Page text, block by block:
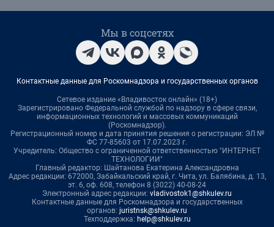
Мы в соцсетях
Контактные данные для Роскомнадзора и государственных органов
Сетевое издание «Владивосток онлайн» (18+)
Зарегистрировано Федеральной службой по надзору в сфере связи,
информационных технологий и массовых коммуникаций
(Роскомнадзор).
Регистрационный номер и дата принятия решения о регистрации: ЭЛ №
ФС 77-85603 от 17.07.2023 г.
Учредитель: Общество с ограниченной ответственностью "ИНТЕРНЕТ
ТЕХНОЛОГИИ"
Главный редактор: Шайтанова Екатерина Александровна
Адрес редакции: 672000, Забайкальский край, г. Чита, ул. Балябина, д. 13,
эт. 6, оф. 608, телефон 8 (3022) 40-08-24
Электронный адрес редакции: vladivostok1@shkulev.ru
Контактные данные для Роскомнадзора и государственных
органов: juristnsk@shkulev.ru
Техподдержка: help@shkulev.ru